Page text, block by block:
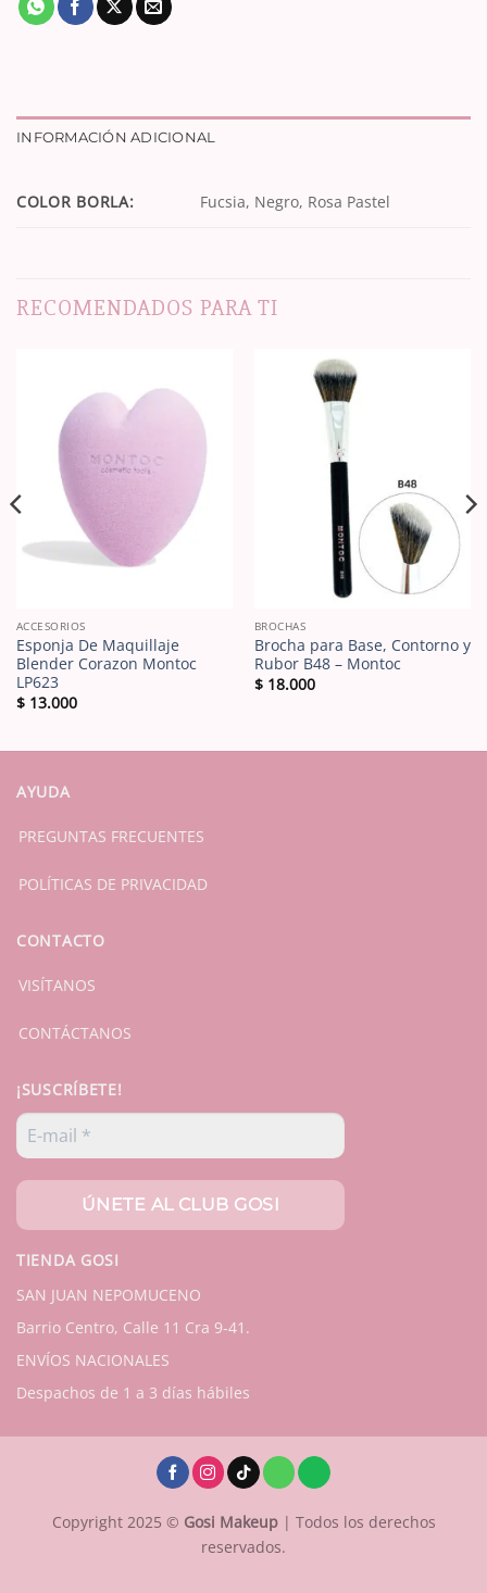
INFORMACIÓN ADICIONAL
COLOR BORLA: Fucsia, Negro, Rosa Pastel
RECOMENDADOS PARA TI
ACCESORIOS
Esponja De Maquillaje
Blender Corazon Montoc
LP623
$13.000
BROCHAS
Brocha para Base, Contorno y
Rubor B48 – Montoc
$18.000
AYUDA
PREGUNTAS FRECUENTES
POLÍTICAS DE PRIVACIDAD
CONTACTO
VISÍTANOS
CONTÁCTANOS
¡SUSCRÍBETE!
TIENDA GOSI
SAN JUAN NEPOMUCENO
Barrio Centro, Calle 11 Cra 9-41.
ENVÍOS NACIONALES
Despachos de 1 a 3 días hábiles
Copyright 2025 © Gosi Makeup | Todos los derechos
reservados.